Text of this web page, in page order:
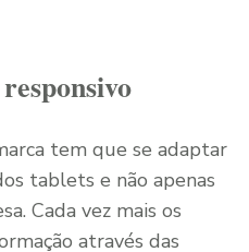
tem que se adaptar
tablets e não apenas
Cada vez mais os
através das